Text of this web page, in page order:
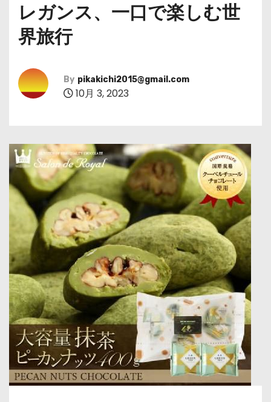
レガンス、一口で楽しむ世
界旅行
By pikakichi2015@gmail.com
10月 3, 2023